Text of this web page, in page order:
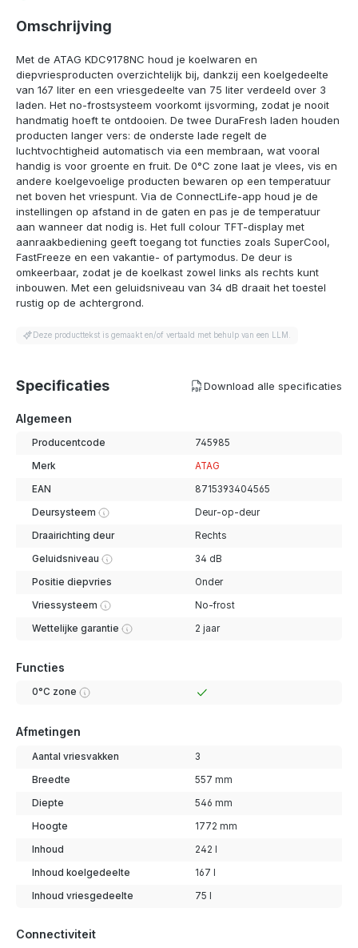
Omschrijving
Met de ATAG KDC9178NC houd je koelwaren en
diepvriesproducten overzichtelijk bij, dankzij een koelgedeelte
van 167 liter en een vriesgedeelte van 75 liter verdeeld over 3
laden. Het no-frostsysteem voorkomt ijsvorming, zodat je nooit
handmatig hoeft te ontdooien. De twee DuraFresh laden houden
producten langer vers: de onderste lade regelt de
luchtvochtigheid automatisch via een membraan, wat vooral
handig is voor groente en fruit. De 0°C zone laat je vlees, vis en
andere koelgevoelige producten bewaren op een temperatuur
net boven het vriespunt. Via de ConnectLife-app houd je de
instellingen op afstand in de gaten en pas je de temperatuur
aan wanneer dat nodig is. Het full colour TFT-display met
aanraakbediening geeft toegang tot functies zoals SuperCool,
FastFreeze en een vakantie- of partymodus. De deur is
omkeerbaar, zodat je de koelkast zowel links als rechts kunt
inbouwen. Met een geluidsniveau van 34 dB draait het toestel
rustig op de achtergrond.
Deze producttekst is gemaakt en/of vertaald met behulp van een LLM.
Specificaties Download alle specificaties
Algemeen
Producentcode 745985
Merk ATAG
EAN 8715393404565
Deursysteem Deur-op-deur
Draairichting deur Rechts
Geluidsniveau 34 dB
Positie diepvries Onder
Vriessysteem No-frost
Wettelijke garantie 2 jaar
Functies
0°C zone
Afmetingen
Aantal vriesvakken 3
Breedte 557 mm
Diepte 546 mm
Hoogte 1772 mm
Inhoud 242 l
Inhoud koelgedeelte 167 l
Inhoud vriesgedeelte 75 l
Connectiviteit